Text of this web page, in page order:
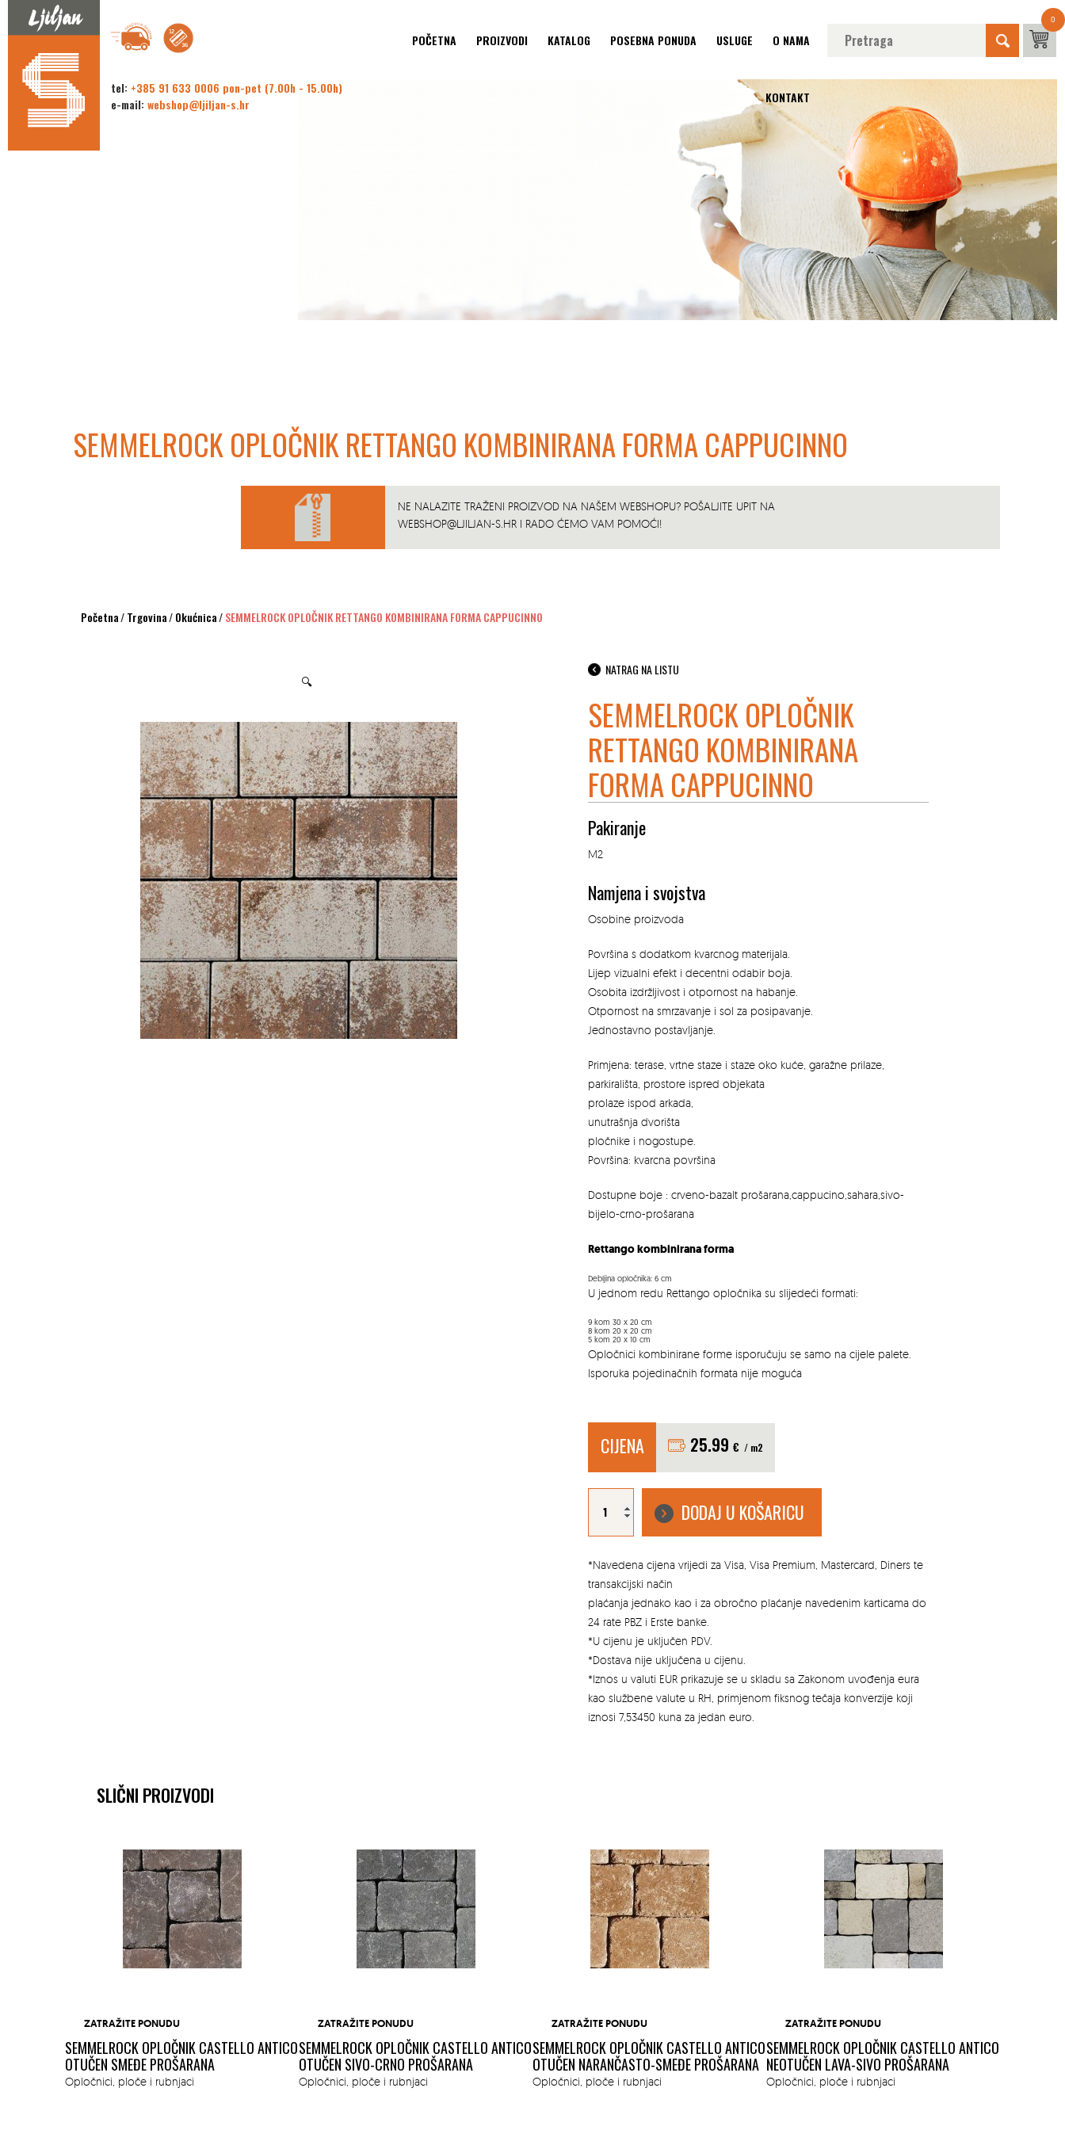
tel: +385 91 633 0006 pon-pet (7.00h - 15.00h)
e-mail: webshop@ljiljan-s.hr
POČETNA PROIZVODI KATALOG POSEBNA PONUDA USLUGE O NAMA
KONTAKT
0
SEMMELROCK OPLOČNIK RETTANGO KOMBINIRANA FORMA CAPPUCINNO
NE NALAZITE TRAŽENI PROIZVOD NA NAŠEM WEBSHOPU? POŠALJITE UPIT NA
WEBSHOP@LJILJAN-S.HRI RADO ĆEMO VAM POMOĆI!
Početna/Trgovina/Okućnica/SEMMELROCK OPLOČNIK RETTANGO KOMBINIRANA FORMA CAPPUCINNO
🔍
NATRAG NA LISTU
SEMMELROCK OPLOČNIK
RETTANGO KOMBINIRANA
FORMA CAPPUCINNO
Pakiranje
M2
Namjena i svojstva
Osobine proizvoda
Površina s dodatkom kvarcnog materijala.
Lijep vizualni efekt i decentni odabir boja.
Osobita izdržljivost i otpornost na habanje.
Otpornost na smrzavanje i sol za posipavanje.
Jednostavno postavljanje.
Primjena: terase, vrtne staze i staze oko kuće, garažne prilaze,
parkirališta, prostore ispred objekata
prolaze ispod arkada,
unutrašnja dvorišta
pločnike i nogostupe.
Površina: kvarcna površina
Dostupne boje : crveno-bazalt prošarana,cappucino,sahara,sivo-
bijelo-crno-prošarana
Rettango kombinirana forma
Debljina opločnika: 6 cm
U jednom redu Rettango opločnika su slijedeći formati:
9 kom 30 x 20 cm
8 kom 20 x 20 cm
5 kom 20 x 10 cm
Opločnici kombinirane forme isporučuju se samo na cijele palete.
Isporuka pojedinačnih formata nije moguća
CIJENA 25.99 € / m2
SEMMELROCK
RETTANGO
KOMBINIRANA
CAPPUCINNO
DODAJ U KOŠARICU
*Navedena cijena vrijedi za Visa, Visa Premium, Mastercard, Diners te
transakcijski način
plaćanja jednako kao i za obročno plaćanje navedenim karticama do
24 rate PBZ i Erste banke.
*U cijenu je uključen PDV.
*Dostava nije uključena u cijenu.
*Iznos u valuti EUR prikazuje se u skladu sa Zakonom uvođenja eura
kao službene valute u RH, primjenom fiksnog tečaja konverzije koji
iznosi 7,53450 kuna za jedan euro.
SLIČNI PROIZVODI
ZATRAŽITE PONUDU
SEMMELROCK OPLOČNIK CASTELLO ANTICO
OTUČEN SMEĐE PROŠARANA
Opločnici, ploče i rubnjaci
ZATRAŽITE PONUDU
SEMMELROCK OPLOČNIK CASTELLO ANTICO
OTUČEN SIVO-CRNO PROŠARANA
Opločnici, ploče i rubnjaci
ZATRAŽITE PONUDU
SEMMELROCK OPLOČNIK CASTELLO ANTICO
OTUČEN NARANČASTO-SMEĐE PROŠARANA
Opločnici, ploče i rubnjaci
ZATRAŽITE PONUDU
SEMMELROCK OPLOČNIK CASTELLO ANTICO
NEOTUČEN LAVA-SIVO PROŠARANA
Opločnici, ploče i rubnjaci